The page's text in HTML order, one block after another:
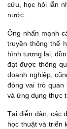
cứu, học hỏi lẫn
nước.
Ông nhấn mạnh
truyền thông thế
hình tương lai,
đạt được thông
doanh nghiệp,
đóng vai trò quan
và ứng dụng thực
Tại diễn đàn, các
học thuật và triển